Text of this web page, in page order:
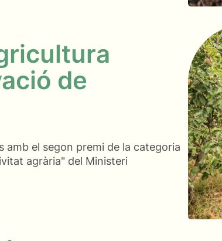
de
el segon premi de la categoria
agrària" del Ministeri